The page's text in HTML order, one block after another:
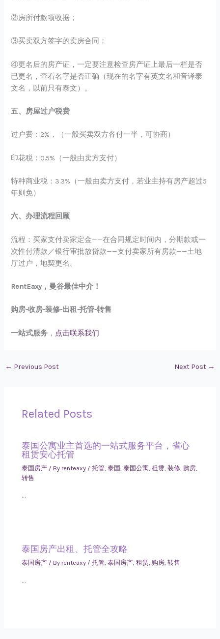
②房所付款项收据；
③买卖双方签字的卖房合同；
④更名后的房产证，一定要注意检查房产证上最后一栏是否
已更名，查看名字是否正确（现在的名字有英文名和音译泰
文名，以前只有泰文）。
五、房屋过户税费
过户费：2%，（一般买卖双方各付一半，可协商）
印花税：0.5%（一般由卖方支付）
特种商业税：3.3%（一般由卖方支付，若业主持有房产超过5
年则免）
六、办理流程回顾
流程：买家支付卖家定金——在合同规定时间内，分期款或一
次性付清款／银行审批放贷款——支付卖家所有房款——土地
厅过户，地契更名。
RentEaxy，曼谷最佳中介！
购房-收房-装修-出租-托管-转售
一站式服务 ， 点击联系我们
← Previous Post Next Post →
Related Posts
泰国公寓业主首选的一站式服务平台，省心
租赁安心托管
泰国房产 / By renteaxy /托管 ,泰国 ,泰国公寓 ,租赁 ,装修 购房
转售
…
泰国房产出租、托管全攻略
泰国房产 / By renteaxy /托管,泰国房产,租赁, 购房,转售
…